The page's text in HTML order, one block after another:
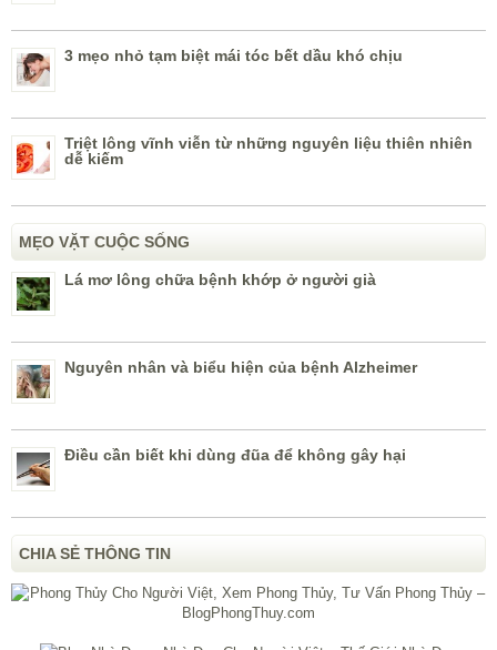
3 mẹo nhỏ tạm biệt mái tóc bết dầu khó chịu
Triệt lông vĩnh viễn từ những nguyên liệu thiên nhiên
dễ kiếm
MẸO VẶT CUỘC SỐNG
Lá mơ lông chữa bệnh khớp ở người già
Nguyên nhân và biểu hiện của bệnh Alzheimer
Điều cần biết khi dùng đũa để không gây hại
CHIA SẺ THÔNG TIN